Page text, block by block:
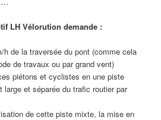
LH Vélorution demande :
h de la traversée du pont (comme cela
de travaux ou par grand vent)
piétons et cyclistes en une piste
large et séparée du trafic routier par
de cette piste mixte, la mise en